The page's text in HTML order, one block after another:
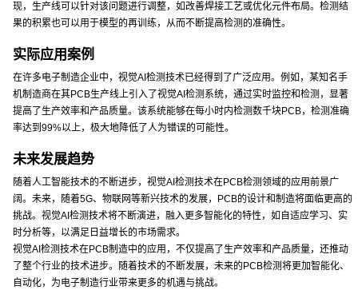
现，生产线可以针对该问题进行调整，如改善焊接工艺或优化元件布局。检测结
果的积累也可以用于模型的再训练，从而不断提高检测的准确性。
实际应用案例
在许多电子制造企业中，视觉AI检测技术已经得到了广泛应用。例如，某知名手
机制造商在其PCB生产线上引入了视觉AI检测系统，通过实时监控和检测，显著
提高了生产效率和产品质量。该系统能够在每小时内检测数千块PCB，检测准确
率达到99%以上，极大地降低了人为错误的可能性。
未来发展趋势
随着人工智能技术的不断进步，视觉AI检测技术在PCB检测领域的应用前景广
阔。未来，随着5G、物联网等新兴技术的发展，PCB的设计和制造将面临更高的
挑战。视觉AI检测技术将不断演进，融入更多智能化的特性，如自适应学习、实
时分析等，以满足日益增长的市场需求。
视觉AI检测技术在PCB制造中的应用，不仅提高了生产效率和产品质量，还推动
了整个行业的技术进步。随着技术的不断发展，未来的PCB检测将更加智能化、
自动化，为电子制造行业带来更多的机遇与挑战。